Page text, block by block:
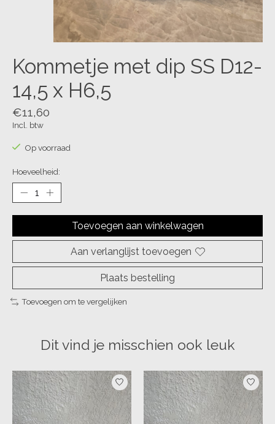
Kommetje met dip SS D12-
14,5 x H6,5
€11,60
Incl. btw
Op voorraad
Hoeveelheid:
Toevoegen aan winkelwagen
Aan verlanglijst toevoegen
Plaats bestelling
Toevoegen om te vergelijken
Dit vind je misschien ook leuk
Items van productcarrousel